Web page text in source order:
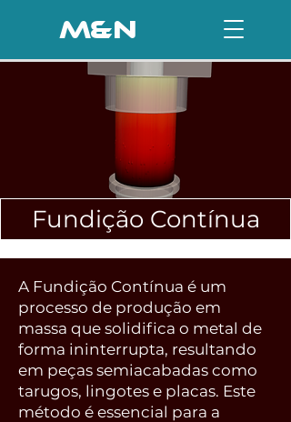
M&N
Fundição Contínua
A Fundição Contínua é um
processo de produção em
massa que solidifica o metal de
forma ininterrupta, resultando
em peças semiacabadas como
tarugos, lingotes e placas. Este
método é essencial para a